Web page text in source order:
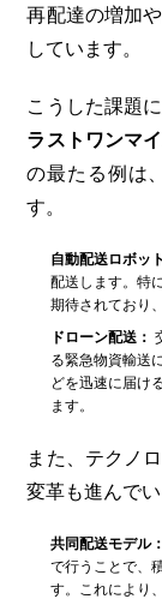
再配達の増加
しています。
こうした課題
ラストワンマ
の最たる例は
す。
自動配送ロボッ
配送します。特
期待されており
ドローン配送：
る緊急物資輸送
どを迅速に届け
ます。
また、テクノ
変革も進んでい
共同配送モデル：
で行うことで、
す。これにより